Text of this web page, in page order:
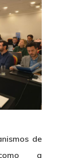
de
a
Us
Who?
Of Trustees
Identity
&
New
Report
&